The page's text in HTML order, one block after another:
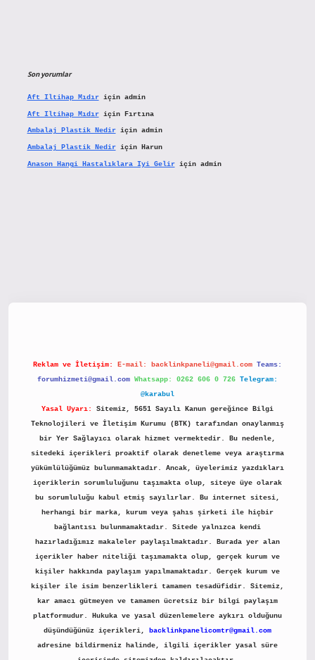
Son yorumlar
Aft Iltihap Mıdıriçin admin
Aft Iltihap Mıdıriçin Fırtına
Ambalaj Plastik Nediriçin admin
Ambalaj Plastik Nediriçin Harun
Anason Hangi Hastalıklara Iyi Geliriçin admin
Reklam ve İletişim: E-mail: backlinkpaneli@gmail.com Teams:
forumhizmeti@gmail.com Whatsapp: 0262 606 0 726 Telegram:
@karabul
Yasal Uyarı:
Sitemiz, 5651 Sayılı Kanun gereğince Bilgi
Teknolojileri ve İletişim Kurumu (BTK) tarafından onaylanmış
bir Yer Sağlayıcı olarak hizmet vermektedir. Bu nedenle,
sitedeki içerikleri proaktif olarak denetleme veya araştırma
yükümlülüğümüz bulunmamaktadır. Ancak, üyelerimiz yazdıkları
içeriklerin sorumluluğunu taşımakta olup, siteye üye olarak
bu sorumluluğu kabul etmiş sayılırlar. Bu internet sitesi,
herhangi bir marka, kurum veya şahıs şirketi ile hiçbir
bağlantısı bulunmamaktadır. Sitede yalnızca kendi
hazırladığımız makaleler paylaşılmaktadır. Burada yer alan
içerikler haber niteliği taşımamakta olup, gerçek kurum ve
kişiler hakkında paylaşım yapılmamaktadır. Gerçek kurum ve
kişiler ile isim benzerlikleri tamamen tesadüfidir. Sitemiz,
kar amacı gütmeyen ve tamamen ücretsiz bir bilgi paylaşım
platformudur. Hukuka ve yasal düzenlemelere aykırı olduğunu
düşündüğünüz içerikleri,
backlinkpanelicomtr@gmail.com
adresine bildirmeniz halinde, ilgili içerikler yasal süre